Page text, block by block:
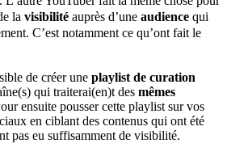
la visibilité auprès d’une audience qui
C’est notamment ce qu’ont fait le
de créer une playlist de curation
qui traiterai(en)t des mêmes
ensuite pousser cette playlist sur vos
en ciblant des contenus qui ont été
pas eu suffisamment de visibilité.